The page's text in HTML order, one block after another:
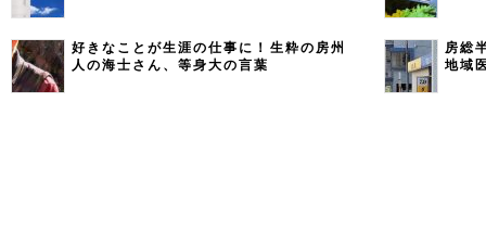
好きなことが生涯の仕事に！生粋の房州
人の海士さん、等身大の言葉
房総
地域